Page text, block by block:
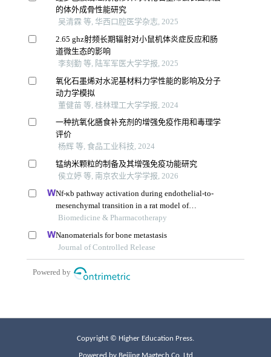
Copyright © Higher Education Press.
Powered by Beijing Magtech Co. Ltd